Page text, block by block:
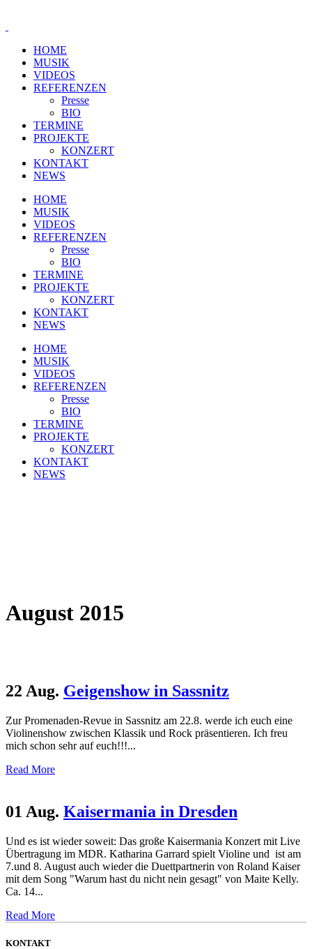
HOME
MUSIK
VIDEOS
REFERENZEN
Presse
BIO
TERMINE
PROJEKTE
KONZERT
KONTAKT
NEWS
HOME
MUSIK
VIDEOS
REFERENZEN
Presse
BIO
TERMINE
PROJEKTE
KONZERT
KONTAKT
NEWS
HOME
MUSIK
VIDEOS
REFERENZEN
Presse
BIO
TERMINE
PROJEKTE
KONZERT
KONTAKT
NEWS
August 2015
22 Aug. Geigenshow in Sassnitz
Zur Promenaden-Revue in Sassnitz am 22.8. werde ich euch eine
Violinenshow zwischen Klassik und Rock präsentieren. Ich freu
mich schon sehr auf euch!!!...
Read More
01 Aug. Kaisermania in Dresden
Und es ist wieder soweit: Das große Kaisermania Konzert mit Live
Übertragung im MDR. Katharina Garrard spielt Violine und ist am
7.und 8. August auch wieder die Duettpartnerin von Roland Kaiser
mit dem Song "Warum hast du nicht nein gesagt" von Maite Kelly.
Ca. 14...
Read More
KONTAKT